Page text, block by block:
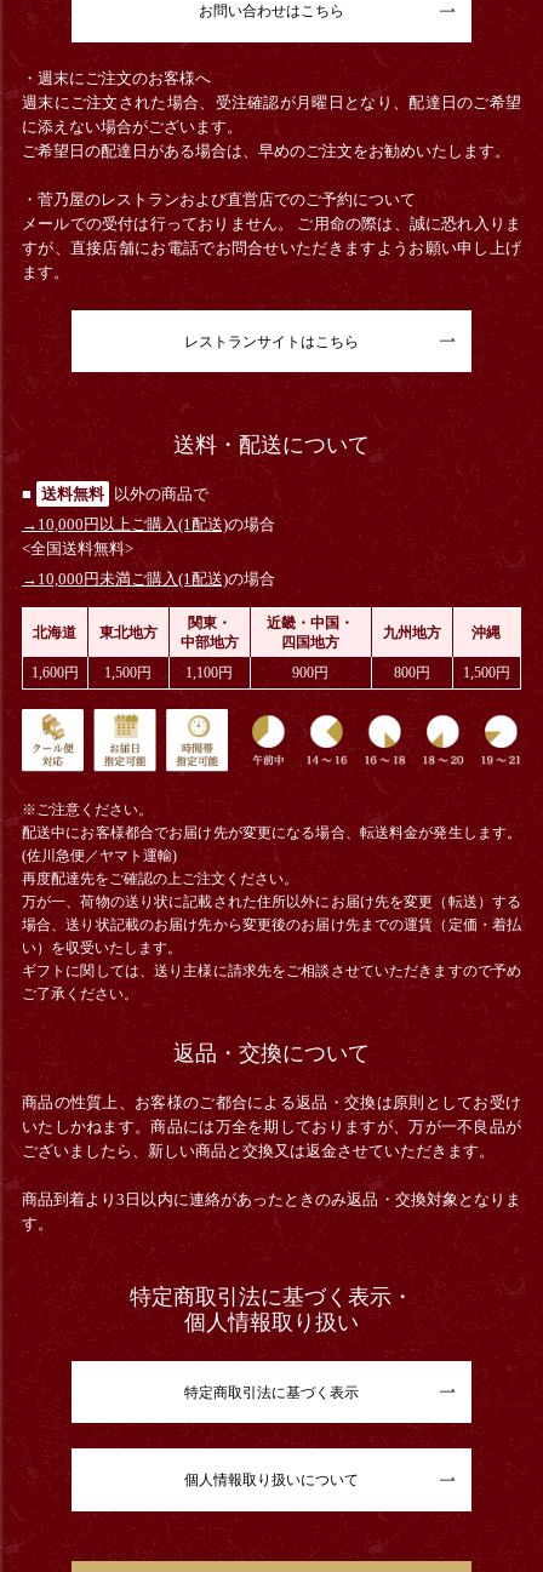
お問い合わせはこちら
・週末にご注文のお客様へ
週末にご注文された場合、受注確認が月曜日となり、配達日のご希望
に添えない場合がございます。
ご希望日の配達日がある場合は、早めのご注文をお勧めいたします。
・菅乃屋のレストランおよび直営店でのご予約について
メールでの受付は行っておりません。 ご用命の際は、誠に恐れ入りま
すが、直接店舗にお電話でお問合せいただきますようお願い申し上げ
ます。
レストランサイトはこちら
送料・配送について
■ 送料無料
以外の商品で
→10,000円以上ご購入(1配送)の場合
<全国送料無料>
→10,000円未満ご購入(1配送)の場合
北海道 東北地方
関東・
中部地方
近畿・中国・
四国地方
九州地方 沖縄
1,600円 1,500円 1,100円 900円 800円 1,500円
※ご注意ください。
配送中にお客様都合でお届け先が変更になる場合、 転送料金が発生します。
(佐川急便／ヤマト運輸)
再度配達先をご確認の上ご注文ください。
万が一、荷物の送り状に記載された住所以外にお届け先を変更（転送）する
場合、送り状記載のお届け先から変更後のお届け先までの運賃（定価・着払
い）を収受いたします。
ギフトに関しては、送り主様に請求先をご相談させていただきますので予め
ご了承ください。
返品・交換について
商品の性質上、お客様のご都合による返品・交換は原則としてお受け
いたしかねます。商品には万全を期しておりますが、万が一不良品が
ございましたら、新しい商品と交換又は返金させていただきます。
商品到着より3日以内に連絡があったときのみ返品・交換対象となりま
す。
特定商取引法に基づく表示・
個人情報取り扱い
特定商取引法に基づく表示
個人情報取り扱いについて